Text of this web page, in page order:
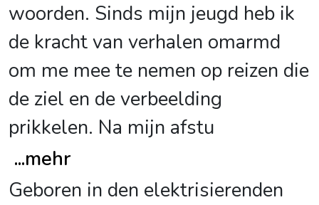
woorden. Sinds mijn jeugd heb ik
de kracht van verhalen omarmd
om me mee te nemen op reizen die
de ziel en de verbeelding
prikkelen. Na mijn afstu
...mehr
Geboren in den elektrisierenden